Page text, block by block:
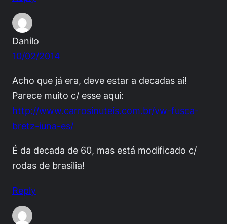
Danilo
10/02/2014
Acho que já era, deve estar a decadas ai!
Parece muito c/ esse aqui:
http://www.carrosinuteis.com.br/vw-fusca-
bretz-iuna-es/
É da decada de 60, mas está modificado c/
rodas de brasilia!
Reply